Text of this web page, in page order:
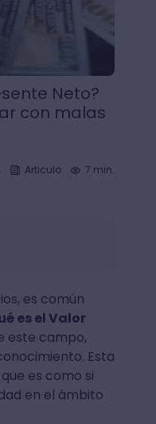
Neto?
con malas
Articulo 7 min.
es común
es el Valor
este campo,
Esta
es como si
en el ámbito